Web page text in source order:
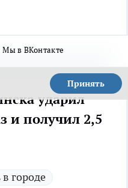
Мы в ВКонтакте
Принять
ударил
и получил 2,5
городе